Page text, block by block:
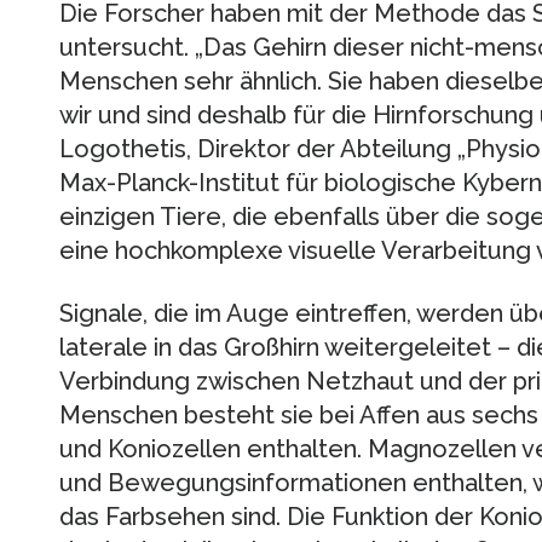
Die Forscher haben mit der Methode das
untersucht. „Das Gehirn dieser nicht-
Menschen sehr ähnlich. Sie haben
wir und sind deshalb für die Hirnforschung
Logothetis, Direktor der Abteilung
Max-Planck-Institut für biologische
einzigen Tiere, die ebenfalls über die
eine hochkomplexe visuelle Verarbeitung
Signale, die im Auge eintreffen, werden
laterale in das Großhirn weitergeleitet –
Verbindung zwischen Netzhaut und der
Menschen besteht sie bei Affen aus
und Koniozellen enthalten. Magnozellen
und Bewegungsinformationen enthalten,
das Farbsehen sind. Die Funktion der